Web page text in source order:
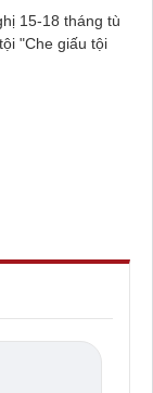
15-18 tháng tù
"Che giấu tội